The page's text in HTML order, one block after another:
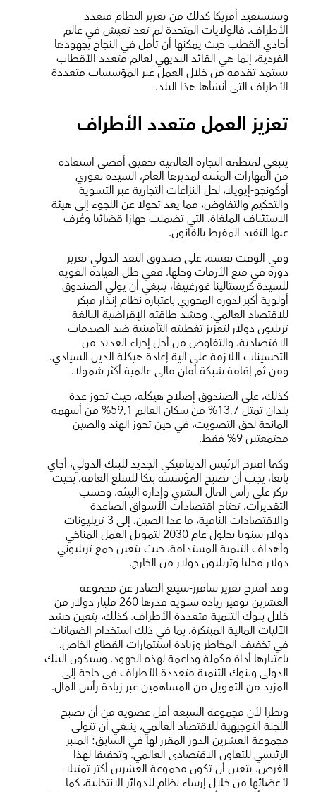
وستستفيد أمريكا كذلك من تعزيز النظام متعدد
الأطراف. فالولايات المتحدة لم تعد تعيش في عالم
أحادي القطب حيث يمكنها أن تأمل في النجاح بجهودها
الفردية، إنما هي القائد البديهي لعالم متعدد الأقطاب
يستمد تقدمه من خلال العمل عبر المؤسسات متعددة
الأطراف التي أنشأها هذا البلد.
تعزيز العمل متعدد الأطراف
ينبغي لمنظمة التجارة العالمية تحقيق أقصى استفادة
من المهارات المثبتة لمديرها العام، السيدة نغوزي
أوكونجو-إيويلا، لحل النزاعات التجارية عبر التسوية
والتحكيم والتفاوض، مما يعد تحولا عن اللجوء إلى هيئة
الاستئناف الملغاة، التي تضمنت جهازا قضائيا وعُرف
عنها التقيد المفرط بالقانون.
وفي الوقت نفسه، على صندوق النقد الدولي تعزيز
دوره في منع الأزمات وحلها. ففي ظل القيادة القوية
للسيدة كريستالينا غورغييفا، ينبغي أن يولي الصندوق
أولوية أكبر لدوره المحوري باعتباره نظام إنذار مبكر
للاقتصاد العالمي، وحشد طاقته الإقراضية البالغة
تريليون دولار لتعزيز تغطيته التأمينية ضد الصدمات
الاقتصادية، والتفاوض من أجل إجراء العديد من
التحسينات اللازمة على آلية إعادة هيكلة الدين السيادي،
ومن ثم إقامة شبكة أمان مالي عالمية أكثر شمولا.
كذلك، على الصندوق إصلاح هيكله، حيث تحوز عدة
بلدان تمثل 13,7% من سكان العالم 59,1% من أسهمه
المانحة لحق التصويت، في حين تحوز الهند والصين
مجتمعتين 9% فقط.
وكما اقترح الرئيس الديناميكي الجديد للبنك الدولي، أجاي
بانغا، يجب أن تصبح المؤسسة بنكا للسلع العامة، بحيث
تركز على رأس المال البشري وإدارة البيئة. وحسب
التقديرات، تحتاج اقتصادات الأسواق الصاعدة
والاقتصادات النامية، ما عدا الصين، إلى 3 تريليونات
دولار سنويا بحلول عام 2030 لتمويل العمل المناخي
وأهداف التنمية المستدامة، حيث يتعين جمع تريليوني
دولار محليا وتريليون دولار من الخارج.
وقد اقترح تقرير سامرز-سينغ الصادر عن مجموعة
العشرين توفير زيادة سنوية قدرها 260 مليار دولار من
خلال بنوك التنمية متعددة الأطراف. كذلك، يتعين حشد
الآليات المالية المبتكرة، بما في ذلك استخدام الضمانات
في تخفيف المخاطر وزيادة استثمارات القطاع الخاص،
باعتبارها أداة مكملة وداعمة لهذه الجهود. وسيكون البنك
الدولي وبنوك التنمية متعددة الأطراف في حاجة إلى
المزيد من التمويل من المساهمين عبر زيادة رأس المال.
ونظرا لأن مجموعة السبعة أقل عضوية من أن تصبح
اللجنة التوجيهية للاقتصاد العالمي، ينبغي أن تتولى
مجموعة العشرين الدور المقرر لها في السابق: المنبر
الرئيسي للتعاون الاقتصادي العالمي. وتحقيقا لهذا
الغرض، يتعين أن تكون مجموعة العشرين أكثر تمثيلا
لأعضائها من خلال إرساء نظام للدوائر الانتخابية، كما